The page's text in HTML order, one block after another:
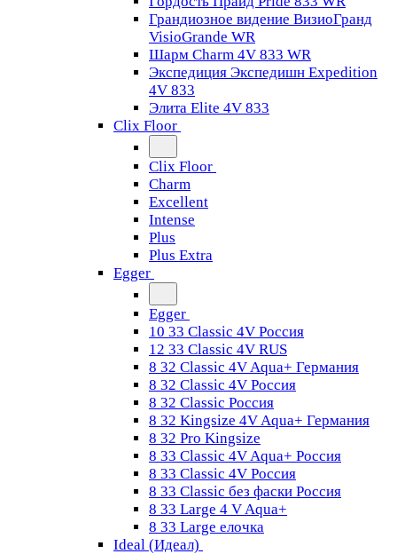
Грандиозное видение ВизиоГранд
VisioGrande WR
Шарм Charm 4V 833 WR
Экспедиция Экспедишн Expedition
4V 833
Элита Elite 4V 833
Clix Floor
Clix Floor
Charm
Excellent
Intense
Plus
Plus Extra
Egger
Egger
10 33 Classic 4V Россия
12 33 Classic 4V RUS
8 32 Classic 4V Aqua+ Германия
8 32 Classic 4V Россия
8 32 Classic Россия
8 32 Kingsize 4V Aqua+ Германия
8 32 Pro Kingsize
8 33 Classic 4V Aqua+ Россия
8 33 Classic 4V Россия
8 33 Classic без фаски Россия
8 33 Large 4 V Aqua+
8 33 Large елочка
Ideal (Идеал)